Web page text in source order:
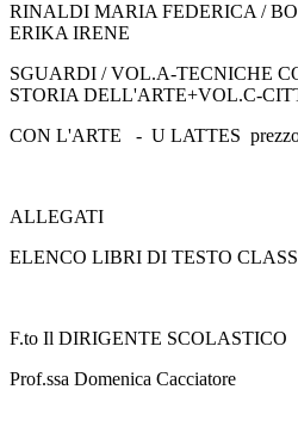
RINALDI MARIA FEDERICA /
ERIKA IRENE
SGUARDI / VOL.A-TECNICHE
STORIA DELL'ARTE+VOL.C-
CON L'ARTE
- U LATTES
ALLEGATI
ELENCO LIBRI DI TESTO
F.to Il DIRIGENTE SCOLASTICO
Prof.ssa Domenica Cacciatore